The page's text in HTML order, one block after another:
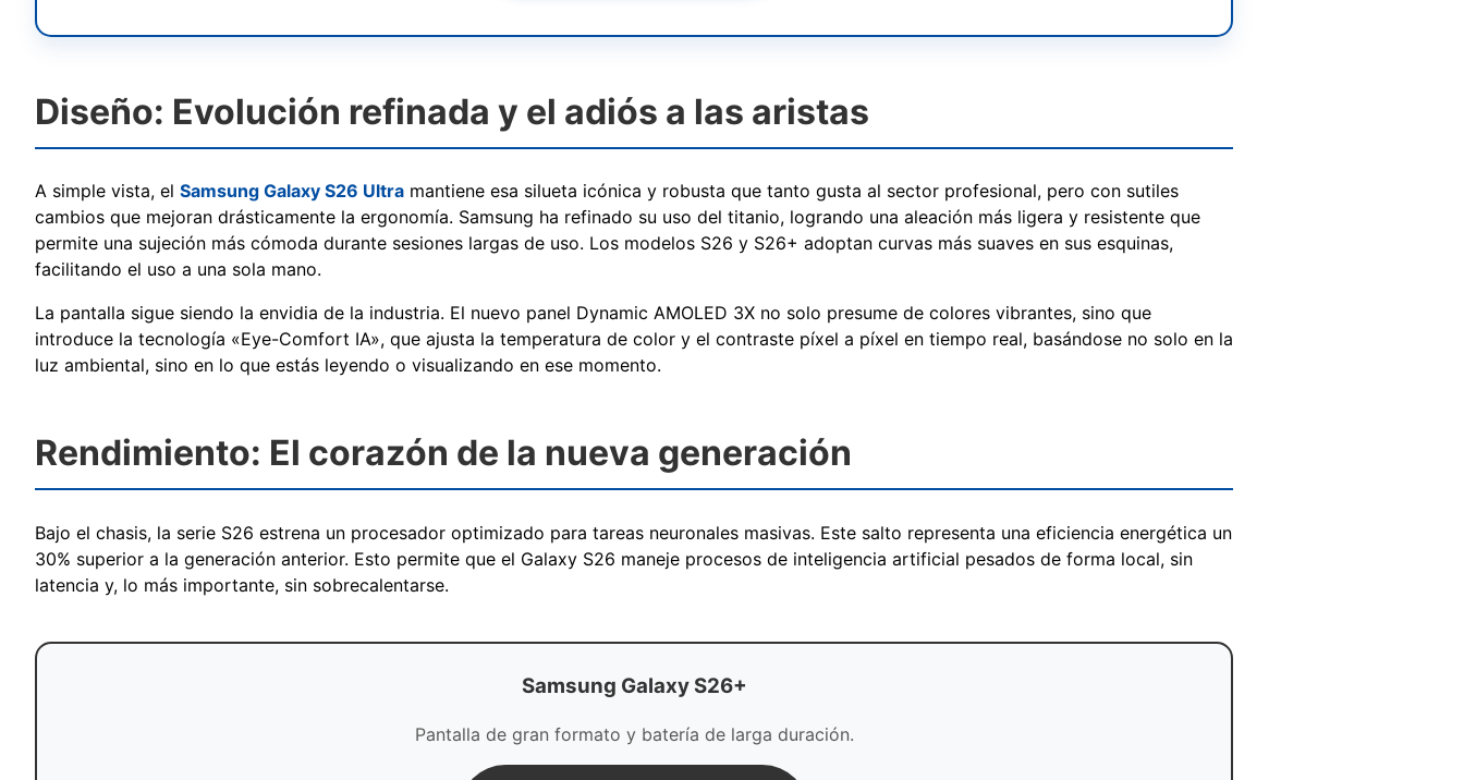
Diseño: Evolución refinada y el adiós a las aristas
A simple vista, el Samsung Galaxy S26 Ultra mantiene esa silueta icónica y robusta que tanto gusta al sector profesional, pero con sutiles
cambios que mejoran drásticamente la ergonomía. Samsung ha refinado su uso del titanio, logrando una aleación más ligera y resistente que
permite una sujeción más cómoda durante sesiones largas de uso. Los modelos S26 y S26+ adoptan curvas más suaves en sus esquinas,
facilitando el uso a una sola mano.
La pantalla sigue siendo la envidia de la industria. El nuevo panel Dynamic AMOLED 3X no solo presume de colores vibrantes, sino que
introduce la tecnología «Eye-Comfort IA», que ajusta la temperatura de color y el contraste píxel a píxel en tiempo real, basándose no solo en la
luz ambiental, sino en lo que estás leyendo o visualizando en ese momento.
Rendimiento: El corazón de la nueva generación
Bajo el chasis, la serie S26 estrena un procesador optimizado para tareas neuronales masivas. Este salto representa una eficiencia energética un
30% superior a la generación anterior. Esto permite que el Galaxy S26 maneje procesos de inteligencia artificial pesados de forma local, sin
latencia y, lo más importante, sin sobrecalentarse.
Samsung Galaxy S26+
Pantalla de gran formato y batería de larga duración.